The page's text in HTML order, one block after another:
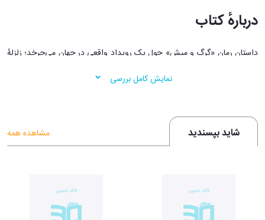
درباره‌ٔ کتاب
داستان رمان «گرگ و میش» حول یک رویداد واقعی در جهان می‌چرخد؛ زلزلهٔ
یک مرد معلول فیلیپینی با نام مستعار «گاگامبا» است
رفت‌وآمد افراد مشهور، ثروتمندان و سیاستمداران بود که گاگامبا به آن‌ها افراد
زیبا می‌گوید.
در رستوران کُشته و مدفون می‌شوند اما گاگامبا و دو شخصیت خوش‌شانس
دیگر از این زلزله جانِ سالم به‌در می‌برند.
نمایش کامل بررسی
شاید بپسندید مشاهده همه